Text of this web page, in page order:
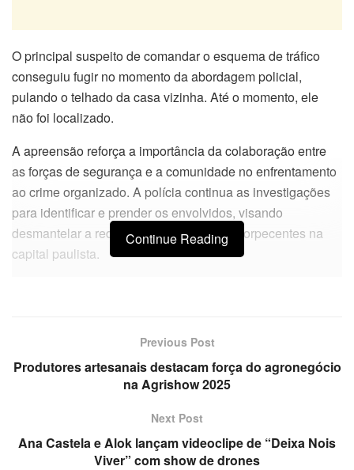
O principal suspeito de comandar o esquema de tráfico
conseguiu fugir no momento da abordagem policial,
pulando o telhado da casa vizinha. Até o momento, ele
não foi localizado.
A apreensão reforça a importância da colaboração entre
as forças de segurança e a comunidade no enfrentamento
ao crime organizado. A polícia continua as investigações
para identificar e prender os envolvidos, visando
desmantelar a rede de distribuição de entorpecentes na
capital paulista.
Continue Reading
Previous Post
Produtores artesanais destacam força do agronegócio
na Agrishow 2025
Next Post
Ana Castela e Alok lançam videoclipe de “Deixa Nois
Viver” com show de drones